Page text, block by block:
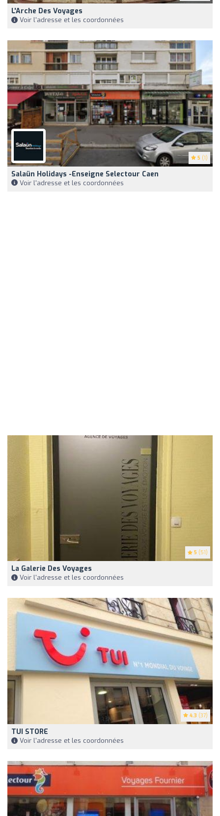
L'Arche Des Voyages
Voir l'adresse et les coordonnées
5 (1)
Salaün Holidays -Enseigne Selectour Caen
Voir l'adresse et les coordonnées
5 (51)
La Galerie Des Voyages
Voir l'adresse et les coordonnées
4.3 (37)
TUI STORE
Voir l'adresse et les coordonnées